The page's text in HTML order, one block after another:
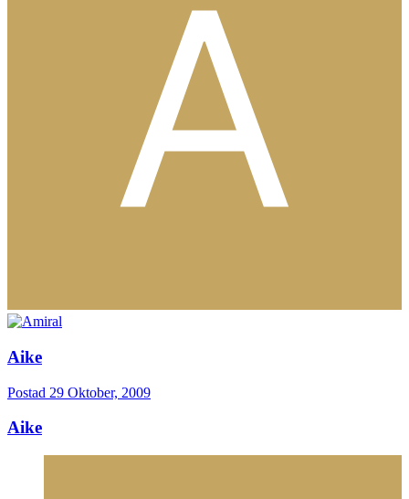
Aike
Postad 29 Oktober, 2009
Aike